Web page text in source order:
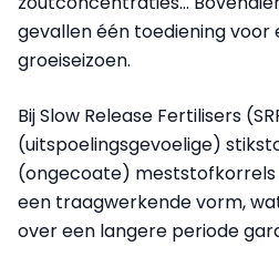
gevallen één toediening voor
groeiseizoen.
Bij Slow Release Fertilisers
(uitspoelingsgevoelige)
(ongecoate)
een traagwerkende vorm,
over een langere periode